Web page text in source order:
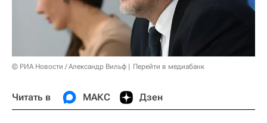
© РИА Новости / Александр Вильф Перейти в медиабанк
Читать в МАКС Дзен